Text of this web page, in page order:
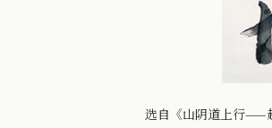
选自《山阴道上行——